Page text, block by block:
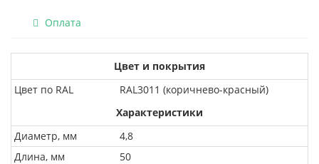
Оплата
Цвет и покрытия
Цвет по RAL
RAL3011 (коричнево-красный)
Характеристики
Диаметр, мм
4,8
Длина, мм
50